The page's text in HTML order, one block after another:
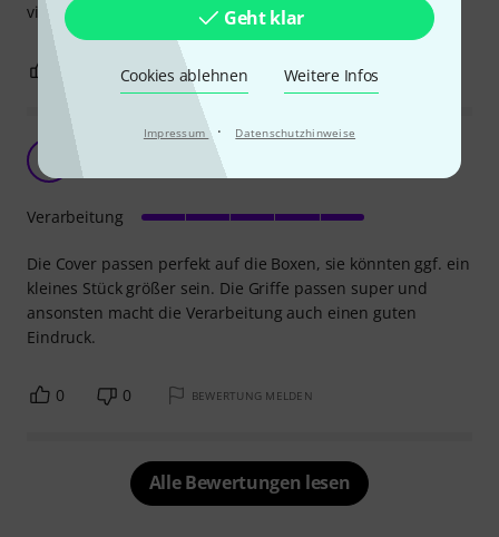
Geht klar
Cookies ablehnen Weitere Infos
Impressum · Datenschutzhinweise
viel Spiel.
0 BEWERTUNG MELDEN
N999 04.10.2017
Die Cover passen perfekt auf die Boxen, sie könnten ggf. ein
kleines Stück größer sein. Die Griffe passen super und
ansonsten macht die Verarbeitung auch einen guten
Eindruck.
Verarbeitung
0 0 BEWERTUNG MELDEN
Alle Bewertungen lesen